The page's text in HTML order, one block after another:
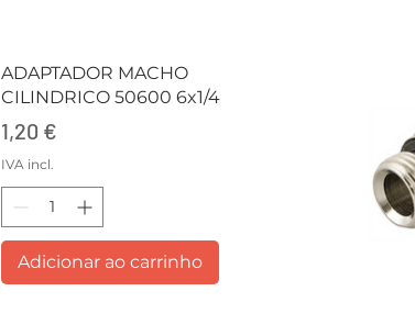
ADAPTADOR MACHO
CILINDRICO 50600 6x1/4
Preço
1,20 €
IVA incl.
Adicionar ao carrinho